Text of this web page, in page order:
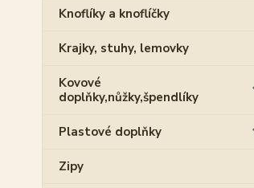
Knoflíky a knoflíčky
Krajky, stuhy, lemovky
Kovové
doplňky,nůžky,špendlíky
Plastové doplňky
Zipy